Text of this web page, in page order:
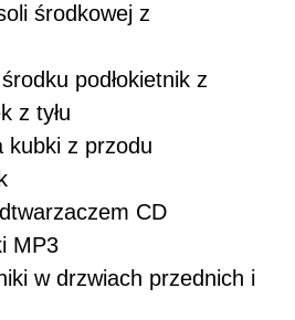
środkowej z
podłokietnik z
z tyłu
z przodu
CD
MP3
w drzwiach przednich i